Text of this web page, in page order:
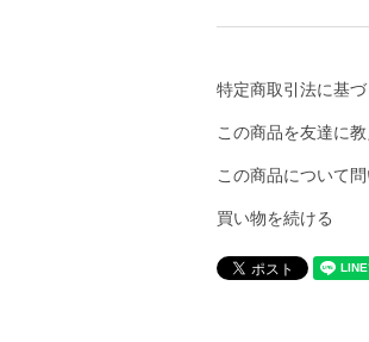
特定商取引法に基づ
この商品を友達に教
この商品について
買い物を続ける